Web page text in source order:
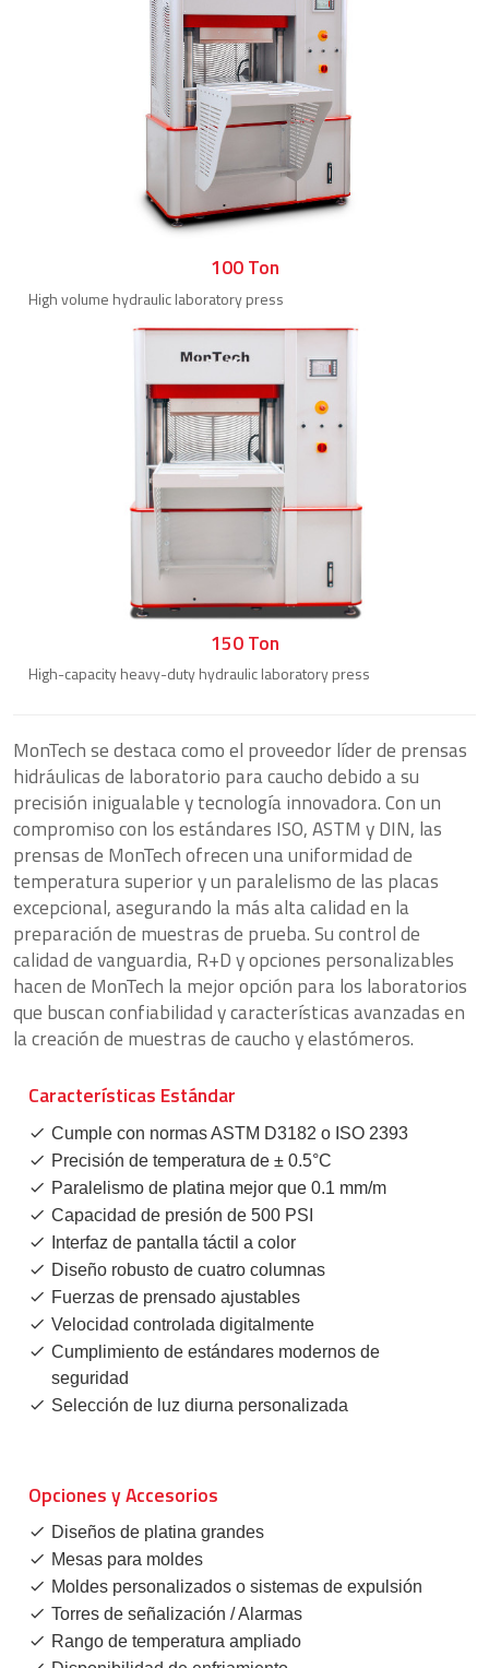
100 Ton
High volume hydraulic laboratory press
150 Ton
High-capacity heavy-duty hydraulic laboratory press
MonTech se destaca como el proveedor líder de prensas
hidráulicas de laboratorio para caucho debido a su
precisión inigualable y tecnología innovadora. Con un
compromiso con los estándares ISO, ASTM y DIN, las
prensas de MonTech ofrecen una uniformidad de
temperatura superior y un paralelismo de las placas
excepcional, asegurando la más alta calidad en la
preparación de muestras de prueba. Su control de
calidad de vanguardia, R+D y opciones personalizables
hacen de MonTech la mejor opción para los laboratorios
que buscan confiabilidad y características avanzadas en
la creación de muestras de caucho y elastómeros.
Características Estándar
Cumple con normas ASTM D3182 o ISO 2393
Precisión de temperatura de ± 0.5°C
Paralelismo de platina mejor que 0.1 mm/m
Capacidad de presión de 500 PSI
Interfaz de pantalla táctil a color
Diseño robusto de cuatro columnas
Fuerzas de prensado ajustables
Velocidad controlada digitalmente
Cumplimiento de estándares modernos de
seguridad
Selección de luz diurna personalizada
Opciones y Accesorios
Diseños de platina grandes
Mesas para moldes
Moldes personalizados o sistemas de expulsión
Torres de señalización / Alarmas
Rango de temperatura ampliado